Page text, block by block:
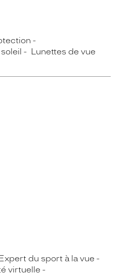
Lunettes de vue
du sport à la vue
virtuelle